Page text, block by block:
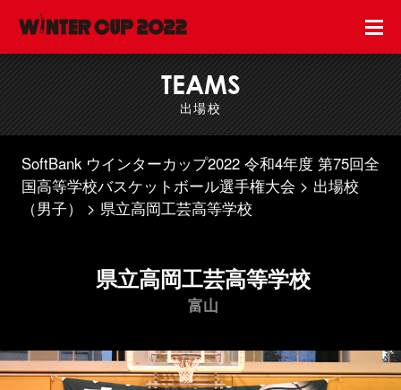
TEAMS
出場校
SoftBank ウインターカップ2022 令和4年度 第75回全
国高等学校バスケットボール選手権大会
出場校
（男子）
県立高岡工芸高等学校
県立高岡工芸高等学校
富山